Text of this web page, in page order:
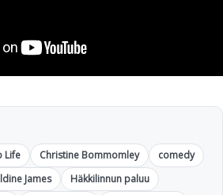
Life Christine Bommomley
comedy
James
Häkkilinnun paluu